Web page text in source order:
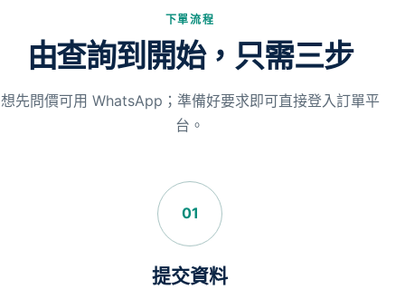
下單流程
由查詢到開始，只需三步
想先問價可用 WhatsApp；準備好要求即可直接登入訂單平
台。
01
提交資料